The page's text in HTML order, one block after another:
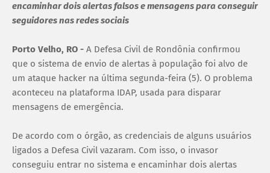
encaminhar dois alertas falsos e mensagens para conseguir
seguidores nas redes sociais
Porto Velho, RO - A Defesa Civil de Rondônia confirmou
que o sistema de envio de alertas à população foi alvo de
um ataque hacker na última segunda-feira (5). O problema
aconteceu na plataforma IDAP, usada para disparar
mensagens de emergência.
De acordo com o órgão, as credenciais de alguns usuários
ligados a Defesa Civil vazaram. Com isso, o invasor
conseguiu entrar no sistema e encaminhar dois alertas